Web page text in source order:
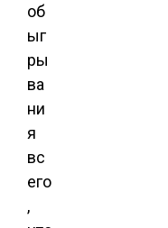
об
ыг
ры
ва
ни
я
вс
его
,